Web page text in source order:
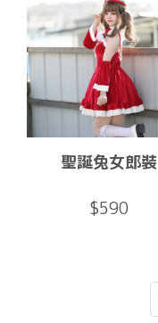
聖誕兔女郎裝
$590